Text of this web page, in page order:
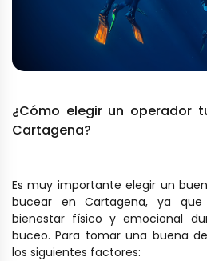
¿Cómo elegir un operador
Cartagena?
Es muy importante elegir un
bucear en Cartagena, ya
bienestar físico y emocional
buceo. Para tomar una buena
los siguientes factores: